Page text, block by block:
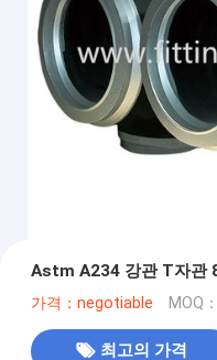
Astm A234 강관 T자관
가격：negotiable MOQ
최고의 가격